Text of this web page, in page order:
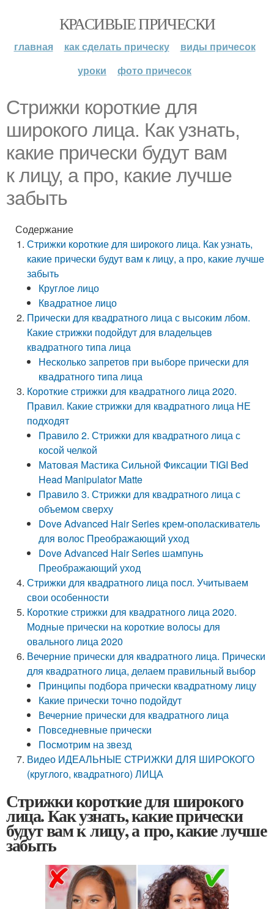
КРАСИВЫЕ ПРИЧЕСКИ
главная как сделать прическу
виды причесок
уроки
фото причесок
Стрижки короткие для
широкого лица. Как узнать,
какие прически будут вам
к лицу, а про, какие лучше
забыть
Содержание
Стрижки короткие для широкого лица. Как узнать,
какие прически будут вам к лицу, а про, какие лучше
забыть
Круглое лицо
Квадратное лицо
Прически для квадратного лица с высоким лбом.
Какие стрижки подойдут для владельцев
квадратного типа лица
Несколько запретов при выборе прически для
квадратного типа лица
Короткие стрижки для квадратного лица 2020.
Правил. Какие стрижки для квадратного лица НЕ
подходят
Правило 2. Стрижки для квадратного лица с
косой челкой
Матовая Мастика Сильной Фиксации TIGI Bed
Head Manipulator Matte
Правило 3. Стрижки для квадратного лица с
объемом сверху
Dove Advanced Hair Series крем-ополаскиватель
для волос Преображающий уход
Dove Advanced Hair Series шампунь
Преображающий уход
Стрижки для квадратного лица посл. Учитываем
свои особенности
Короткие стрижки для квадратного лица 2020.
Модные прически на короткие волосы для
овального лица 2020
Вечерние прически для квадратного лица. Прически
для квадратного лица, делаем правильный выбор
Принципы подбора прически квадратному лицу
Какие прически точно подойдут
Вечерние прически для квадратного лица
Повседневные прически
Посмотрим на звезд
Видео ИДЕАЛЬНЫЕ СТРИЖКИ ДЛЯ ШИРОКОГО
(круглого, квадратного) ЛИЦА
Стрижки короткие для широкого
лица. Как узнать, какие прически
будут вам к лицу, а про, какие лучше
забыть